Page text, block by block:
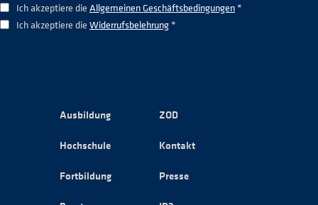
Ich akzeptiere die Allgemeinen Geschäftsbedingungen*
Ich akzeptiere die Widerrufsbelehrung*
Ausbildung
Hochschule
Fortbildung
ZOD
Kontakt
Presse